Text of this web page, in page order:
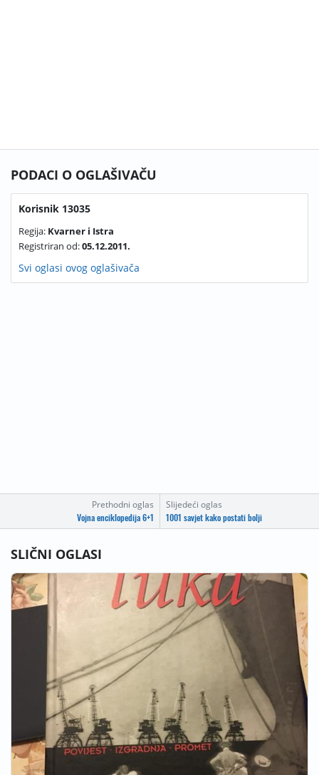
Prethodni oglas
Vojna enciklopedija 6+1
Slijedeći oglas
1001 savjet kako postati bolji
PODACI O OGLAŠIVAČU
Korisnik 13035
Regija: Kvarner i Istra
Registriran od:05.12.2011.
Svi oglasi ovog oglašivača
SLIČNI OGLASI